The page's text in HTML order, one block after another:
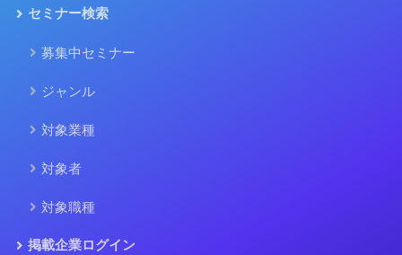
セミナー検索
募集中セミナー
ジャンル
対象業種
対象者
対象職種
掲載企業ログイン